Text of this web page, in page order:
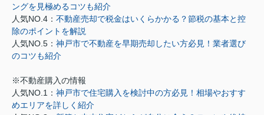
ングを見極めるコツも紹介
人気NO.4： 不動産売却で税金はいくらかかる？節税の基本と控
除のポイントを解説
人気NO.5： 神戸市で不動産を早期売却したい方必見！業者選び
のコツも紹介
※不動産購入の情報
人気NO.1： 神戸市で住宅購入を検討中の方必見！相場やおすす
めエリアを詳しく紹介